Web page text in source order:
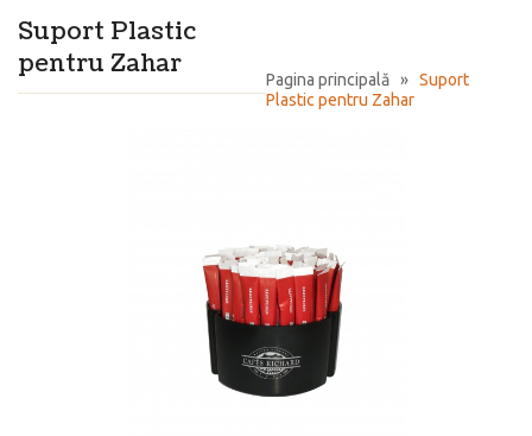
Pagina principală » Suport
Plastic pentru Zahar
Suport Plastic
pentru Zahar